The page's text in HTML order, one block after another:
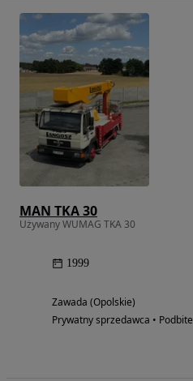
MAN TKA 30
Używany WUMAG TKA 30
1999
Zawada (Opolskie)
Prywatny sprzedawca • Podbite